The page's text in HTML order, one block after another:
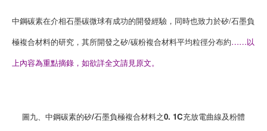
中鋼碳素在介相石墨碳微球有成功的開發經驗，同時也致力於矽/石墨負
極複合材料的研究，其所開發之矽/碳粉複合材料平均粒徑分布約……以
上內容為重點摘錄，如欲詳全文請見原文。
圖九、中鋼碳素的矽/石墨負極複合材料之0. 1C充放電曲線及粉體